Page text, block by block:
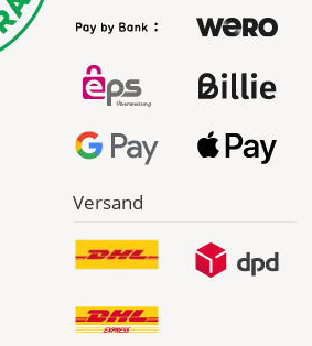
Versand